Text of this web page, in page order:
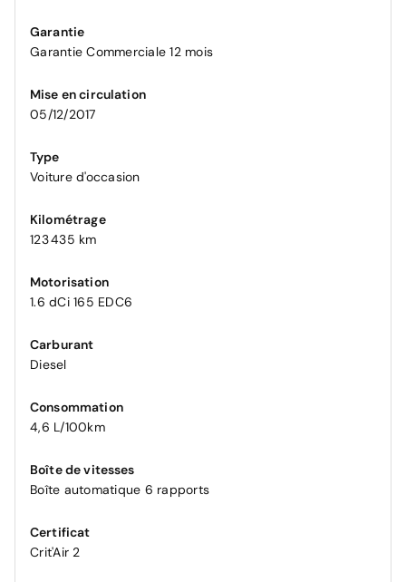
Garantie
Garantie Commerciale 12 mois
Mise en circulation
05/12/2017
Type
Voiture d'occasion
Kilométrage
123 435 km
Motorisation
1.6 dCi 165 EDC6
Carburant
Diesel
Consommation
4,6 L/100km
Boîte de vitesses
Boîte automatique 6 rapports
Certificat
Crit'Air 2